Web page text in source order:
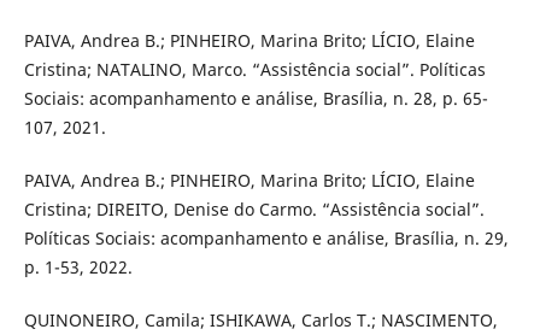
PAIVA, Andrea B.; PINHEIRO, Marina Brito; LÍCIO, Elaine
Cristina; NATALINO, Marco. “Assistência social”. Políticas
Sociais: acompanhamento e análise, Brasília, n. 28, p. 65-
107, 2021.
PAIVA, Andrea B.; PINHEIRO, Marina Brito; LÍCIO, Elaine
Cristina; DIREITO, Denise do Carmo. “Assistência social”.
Políticas Sociais: acompanhamento e análise, Brasília, n. 29,
p. 1-53, 2022.
QUINONEIRO, Camila; ISHIKAWA, Carlos T.; NASCIMENTO,